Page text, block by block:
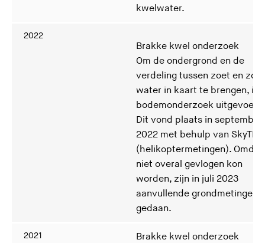
kwelwater.
2022
Brakke kwel onderzoek
Om de ondergrond en de
verdeling tussen zoet en zout
water in kaart te brengen, is
bodemonderzoek uitgevoerd.
Dit vond plaats in september
2022 met behulp van SkyTEM
(helikoptermetingen). Omdat
niet overal gevlogen kon
worden, zijn in juli 2023
aanvullende grondmetingen
gedaan.
2021
Brakke kwel onderzoek